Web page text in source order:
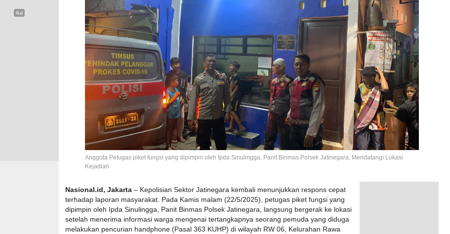
Anggota Petugas piket fungsi yang dipimpin oleh Ipda Sinulingga, Panit Binmas Polsek Jatinegara, Mendatangi Lokasi
Kejadian
Nasional.id, Jakarta – Kepolisian Sektor Jatinegara kembali menunjukkan respons cepat
terhadap laporan masyarakat. Pada Kamis malam (22/5/2025), petugas piket fungsi yang
dipimpin oleh Ipda Sinulingga, Panit Binmas Polsek Jatinegara, langsung bergerak ke lokasi
setelah menerima informasi warga mengenai tertangkapnya seorang pemuda yang diduga
melakukan pencurian handphone (Pasal 363 KUHP) di wilayah RW 06, Kelurahan Rawa